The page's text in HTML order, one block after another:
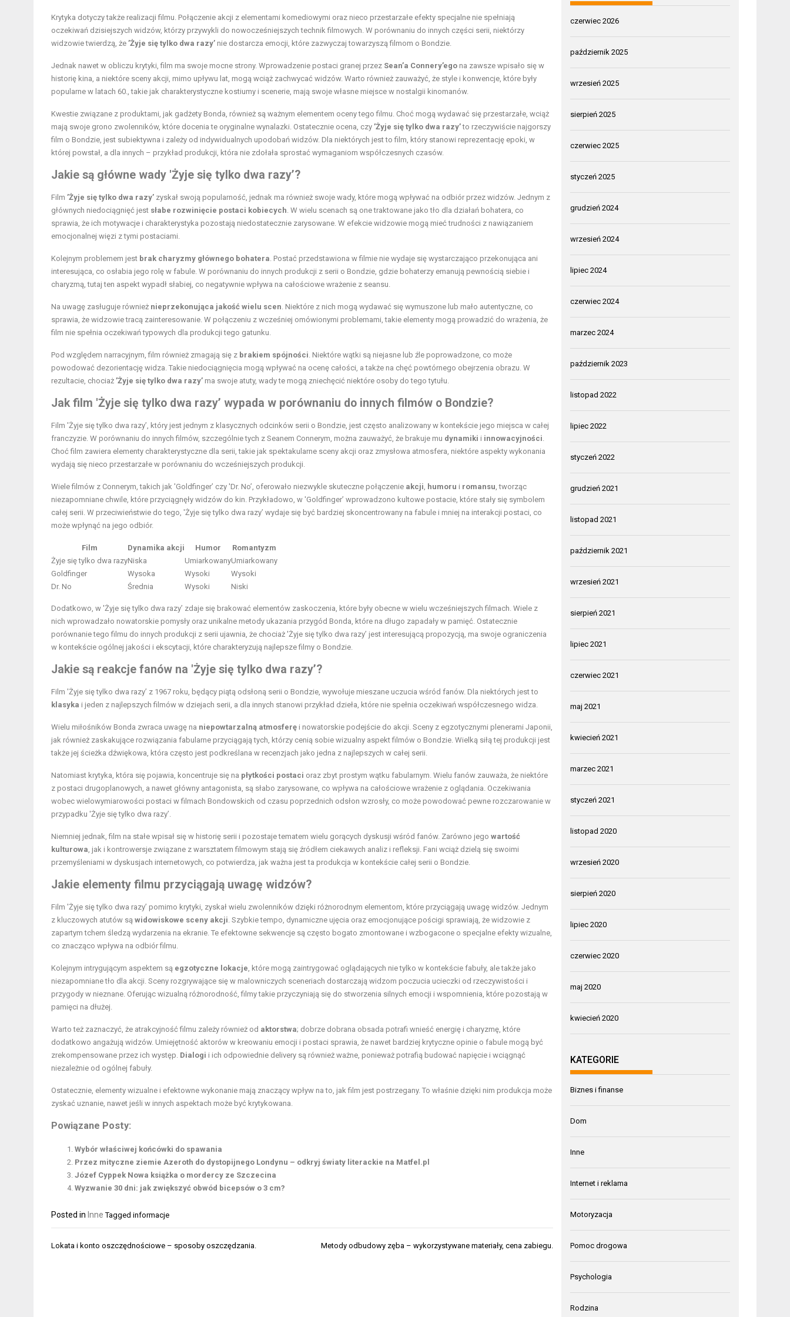
Krytyka dotyczy także realizacji filmu. Połączenie akcji z elementami komediowymi oraz nieco przestarzałe efekty specjalne nie spełniają
oczekiwań dzisiejszych widzów, którzy przywykli do nowocześniejszych technik filmowych. W porównaniu do innych części serii, niektórzy
widzowie twierdzą, że ’Żyje się tylko dwa razy’ nie dostarcza emocji, które zazwyczaj towarzyszą filmom o Bondzie.
Jednak nawet w obliczu krytyki, film ma swoje mocne strony. Wprowadzenie postaci granej przez Sean’a Connery’ego na zawsze wpisało się w
historię kina, a niektóre sceny akcji, mimo upływu lat, mogą wciąż zachwycać widzów. Warto również zauważyć, że style i konwencje, które były
popularne w latach 60., takie jak charakterystyczne kostiumy i scenerie, mają swoje własne miejsce w nostalgii kinomanów.
Kwestie związane z produktami, jak gadżety Bonda, również są ważnym elementem oceny tego filmu. Choć mogą wydawać się przestarzałe, wciąż
mają swoje grono zwolenników, które docenia te oryginalne wynalazki. Ostatecznie ocena, czy ’Żyje się tylko dwa razy’to rzeczywiście najgorszy
film o Bondzie, jest subiektywna i zależy od indywidualnych upodobań widzów. Dla niektórych jest to film, który stanowi reprezentację epoki, w
której powstał, a dla innych – przykład produkcji, która nie zdołała sprostać wymaganiom współczesnych czasów.
Jakie są główne wady 'Żyje się tylko dwa razy’?
Film ’Żyje się tylko dwa razy’ zyskał swoją popularność, jednak ma również swoje wady, które mogą wpływać na odbiór przez widzów. Jednym z
głównych niedociągnięć jest słabe rozwinięcie postaci kobiecych . W wielu scenach są one traktowane jako tło dla działań bohatera, co
sprawia, że ich motywacje i charakterystyka pozostają niedostatecznie zarysowane. W efekcie widzowie mogą mieć trudności z nawiązaniem
emocjonalnej więzi z tymi postaciami.
Kolejnym problemem jest brak charyzmy głównego bohatera . Postać przedstawiona w filmie nie wydaje się wystarczająco przekonująca ani
interesująca, co osłabia jego rolę w fabule. W porównaniu do innych produkcji z serii o Bondzie, gdzie bohaterzy emanują pewnością siebie i
charyzmą, tutaj ten aspekt wypadł słabiej, co negatywnie wpływa na całościowe wrażenie z seansu.
Na uwagę zasługuje również nieprzekonująca jakość wielu scen . Niektóre z nich mogą wydawać się wymuszone lub mało autentyczne, co
sprawia, że widzowie tracą zainteresowanie. W połączeniu z wcześniej omówionymi problemami, takie elementy mogą prowadzić do wrażenia, że
film nie spełnia oczekiwań typowych dla produkcji tego gatunku.
Pod względem narracyjnym, film również zmagają się z brakiem spójności . Niektóre wątki są niejasne lub źle poprowadzone, co może
powodować dezorientację widza. Takie niedociągnięcia mogą wpływać na ocenę całości, a także na chęć powtórnego obejrzenia obrazu. W
rezultacie, chociaż ’Żyje się tylko dwa razy’ ma swoje atuty, wady te mogą zniechęcić niektóre osoby do tego tytułu.
Jak film 'Żyje się tylko dwa razy’ wypada w porównaniu do innych filmów o Bondzie?
Film 'Żyje się tylko dwa razy’, który jest jednym z klasycznych odcinków serii o Bondzie, jest często analizowany w kontekście jego miejsca w całej
franczyzie. W porównaniu do innych filmów, szczególnie tych z Seanem Connerym, można zauważyć, że brakuje mu dynamiki i innowacyjności
Choć film zawiera elementy charakterystyczne dla serii, takie jak spektakularne sceny akcji oraz zmysłowa atmosfera, niektóre aspekty wykonania
wydają się nieco przestarzałe w porównaniu do wcześniejszych produkcji.
Wiele filmów z Connerym, takich jak 'Goldfinger’ czy 'Dr. No’, oferowało niezwykle skuteczne połączenie akcji humoru i romansu , tworząc
niezapomniane chwile, które przyciągnęły widzów do kin. Przykładowo, w 'Goldfinger’ wprowadzono kultowe postacie, które stały się symbolem
całej serii. W przeciwieństwie do tego, 'Żyje się tylko dwa razy’ wydaje się być bardziej skoncentrowany na fabule i mniej na interakcji postaci, co
może wpłynąć na jego odbiór.
Film Dynamika akcji Humor
Romantyzm
Żyje się tylko dwa razyNiska UmiarkowanyUmiarkowany
Goldfinger
Wysoka Wysoki
Wysoki
Dr. No
Średnia Wysoki Niski
Dodatkowo, w 'Żyje się tylko dwa razy’ zdaje się brakować elementów zaskoczenia, które były obecne w wielu wcześniejszych filmach. Wiele z
nich wprowadzało nowatorskie pomysły oraz unikalne metody ukazania przygód Bonda, które na długo zapadały w pamięć. Ostatecznie
porównanie tego filmu do innych produkcji z serii ujawnia, że chociaż 'Żyje się tylko dwa razy’ jest interesującą propozycją, ma swoje ograniczenia
w kontekście ogólnej jakości i ekscytacji, które charakteryzują najlepsze filmy o Bondzie.
Jakie są reakcje fanów na 'Żyje się tylko dwa razy’?
Film 'Żyje się tylko dwa razy’ z 1967 roku, będący piątą odsłoną serii o Bondzie, wywołuje mieszane uczucia wśród fanów. Dla niektórych jest to
klasyka i jeden z najlepszych filmów w dziejach serii, a dla innych stanowi przykład dzieła, które nie spełnia oczekiwań współczesnego widza.
Wielu miłośników Bonda zwraca uwagę na niepowtarzalną atmosferę i nowatorskie podejście do akcji. Sceny z egzotycznymi plenerami Japonii,
jak również zaskakujące rozwiązania fabularne przyciągają tych, którzy cenią sobie wizualny aspekt filmów o Bondzie. Wielką siłą tej produkcji jest
także jej ścieżka dźwiękowa, która często jest podkreślana w recenzjach jako jedna z najlepszych w całej serii.
Natomiast krytyka, która się pojawia, koncentruje się na płytkości postaci oraz zbyt prostym wątku fabularnym. Wielu fanów zauważa, że niektóre
z postaci drugoplanowych, a nawet główny antagonista, są słabo zarysowane, co wpływa na całościowe wrażenie z oglądania. Oczekiwania
wobec wielowymiarowości postaci w filmach Bondowskich od czasu poprzednich odsłon wzrosły, co może powodować pewne rozczarowanie w
przypadku 'Żyje się tylko dwa razy’.
Niemniej jednak, film na stałe wpisał się w historię serii i pozostaje tematem wielu gorących dyskusji wśród fanów. Zarówno jego wartość
kulturowa , jak i kontrowersje związane z warsztatem filmowym stają się źródłem ciekawych analiz i refleksji. Fani wciąż dzielą się swoimi
przemyśleniami w dyskusjach internetowych, co potwierdza, jak ważna jest ta produkcja w kontekście całej serii o Bondzie.
Jakie elementy filmu przyciągają uwagę widzów?
Film 'Żyje się tylko dwa razy’ pomimo krytyki, zyskał wielu zwolenników dzięki różnorodnym elementom, które przyciągają uwagę widzów. Jednym
z kluczowych atutów są widowiskowe sceny akcji . Szybkie tempo, dynamiczne ujęcia oraz emocjonujące pościgi sprawiają, że widzowie z
zapartym tchem śledzą wydarzenia na ekranie. Te efektowne sekwencje są często bogato zmontowane i wzbogacone o specjalne efekty wizualne,
co znacząco wpływa na odbiór filmu.
Kolejnym intrygującym aspektem są egzotyczne lokacje , które mogą zaintrygować oglądających nie tylko w kontekście fabuły, ale także jako
niezapomniane tło dla akcji. Sceny rozgrywające się w malowniczych sceneriach dostarczają widzom poczucia ucieczki od rzeczywistości i
przygody w nieznane. Oferując wizualną różnorodność, filmy takie przyczyniają się do stworzenia silnych emocji i wspomnienia, które pozostają w
pamięci na dłużej.
Warto też zaznaczyć, że atrakcyjność filmu zależy również od aktorstwa; dobrze dobrana obsada potrafi wnieść energię i charyzmę, które
dodatkowo angażują widzów. Umiejętność aktorów w kreowaniu emocji i postaci sprawia, że nawet bardziej krytyczne opinie o fabule mogą być
zrekompensowane przez ich występ. Dialogi i ich odpowiednie delivery są również ważne, ponieważ potrafią budować napięcie i wciągnąć
niezależnie od ogólnej fabuły.
Ostatecznie, elementy wizualne i efektowne wykonanie mają znaczący wpływ na to, jak film jest postrzegany. To właśnie dzięki nim produkcja może
zyskać uznanie, nawet jeśli w innych aspektach może być krytykowana.
Powiązane Posty:
Wybór właściwej końcówki do spawania
Przez mityczne ziemie Azeroth do dystopijnego Londynu – odkryj światy literackie na Matfel.pl
Józef Cyppek Nowa książka o mordercy ze Szczecina
Wyzwanie 30 dni: jak zwiększyć obwód bicepsów o 3 cm?
Posted in Inne Tagged informacje
Nawigacja
Lokata i konto oszczędnościowe – sposoby oszczędzania. Metody odbudowy zęba – wykorzystywane materiały, cena zabiegu.
czerwiec 2026
październik 2025
wrzesień 2025
sierpień 2025
czerwiec 2025
styczeń 2025
grudzień 2024
wrzesień 2024
lipiec 2024
czerwiec 2024
marzec 2024
październik 2023
listopad 2022
lipiec 2022
styczeń 2022
grudzień 2021
listopad 2021
październik 2021
wrzesień 2021
sierpień 2021
lipiec 2021
czerwiec 2021
maj 2021
kwiecień 2021
marzec 2021
styczeń 2021
listopad 2020
wrzesień 2020
sierpień 2020
lipiec 2020
czerwiec 2020
maj 2020
kwiecień 2020
KATEGORIE
Biznes i finanse
Dom
Inne
Internet i reklama
Motoryzacja
Pomoc drogowa
Psychologia
Rodzina